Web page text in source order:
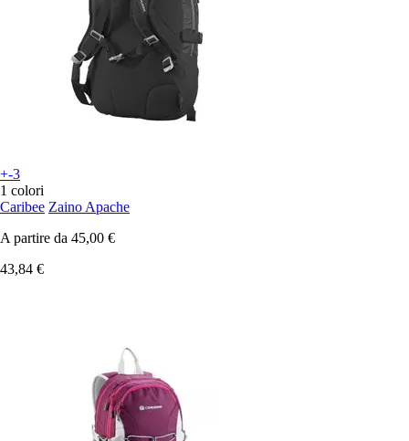
+-3
1 colori
Caribee Zaino Apache
A partire da 45,00 €
43,84 €